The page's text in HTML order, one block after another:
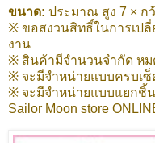
ขนาด: ประมาณ สูง 7 × ก
※ ขอสงวนสิทธิ์ในการเป
งาน
※ สินค้ามีจำนวนจำกัด หม
※ จะมีจำหน่ายแบบครบเซ็
※ จะมีจำหน่ายแบบแยกชิ้น
Sailor Moon store